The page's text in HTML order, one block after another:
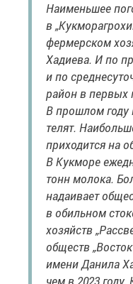
Наименьшее
в
фермерском
Хадиева. И по
и по
район в первых
В прошлом году
телят.
приходится на
В Кукморе
тонн молока.
надаивает
в обильном
хозяйств
обществ
имени Данила
чем в 2023